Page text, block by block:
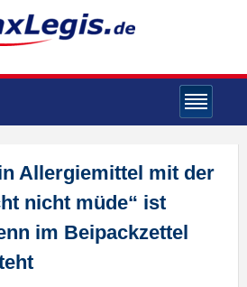
Allergiemittel mit der
nicht müde“ ist
im Beipackzettel